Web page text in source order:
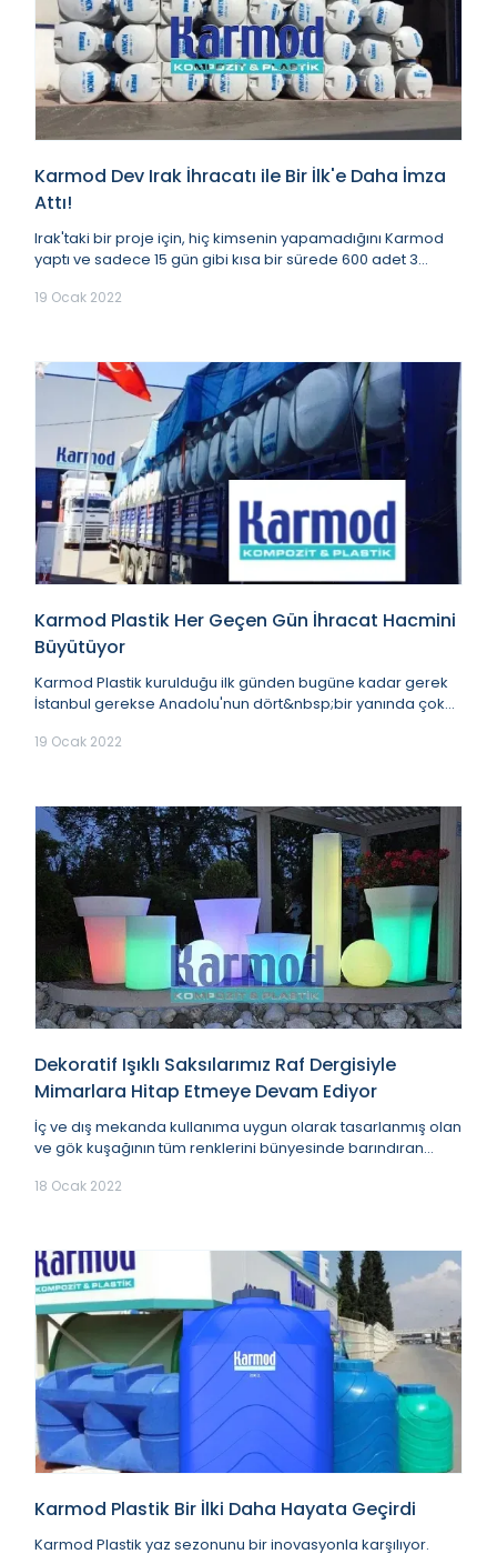
Karmod Dev Irak İhracatı ile Bir İlk'e Daha İmza
Attı!
Irak'taki bir proje için, hiç kimsenin yapamadığını Karmod
yaptı ve sadece 15 gün gibi kısa bir sürede 600 adet 3
19 Ocak 2022
Karmod Plastik Her Geçen Gün İhracat Hacmini
Büyütüyor
Karmod Plastik kurulduğu ilk günden bugüne kadar gerek
İstanbul gerekse Anadolu'nun dört&nbsp;bir yanında çok
19 Ocak 2022
Dekoratif Işıklı Saksılarımız Raf Dergisiyle
Mimarlara Hitap Etmeye Devam Ediyor
İç ve dış mekanda kullanıma uygun olarak tasarlanmış olan
ve gök kuşağının tüm renklerini bünyesinde barındıran
18 Ocak 2022
Karmod Plastik Bir İlki Daha Hayata Geçirdi
Karmod Plastik yaz sezonunu bir inovasyonla karşılıyor.